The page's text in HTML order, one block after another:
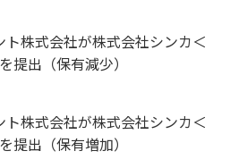
株式会社が株式会社シンカ＜
提出（保有減少）
株式会社が株式会社シンカ＜
提出（保有増加）